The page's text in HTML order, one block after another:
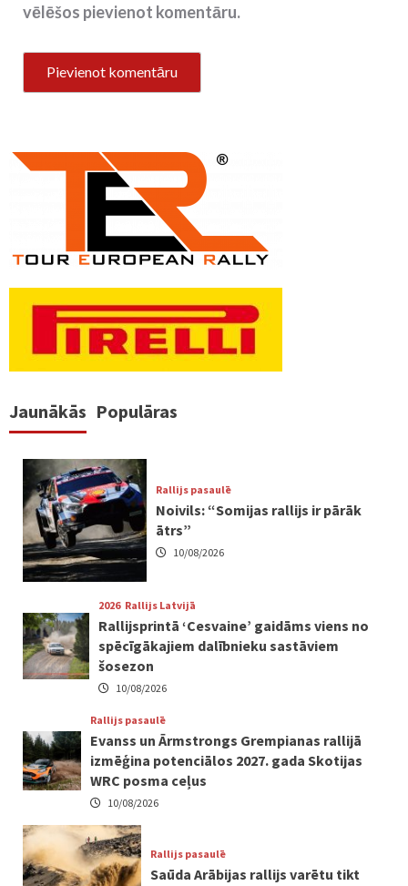
vēlēšos pievienot komentāru.
Jaunākās Populāras
Rallijs pasaulē
Noivils: “Somijas rallijs ir pārāk
ātrs”
10/08/2026
2026 Rallijs Latvijā
Rallijsprintā ‘Cesvaine’ gaidāms viens no
spēcīgākajiem dalībnieku sastāviem
šosezon
10/08/2026
Rallijs pasaulē
Evanss un Ārmstrongs Grempianas rallijā
izmēģina potenciālos 2027. gada Skotijas
WRC posma ceļus
10/08/2026
Rallijs pasaulē
Saūda Arābijas rallijs varētu tikt